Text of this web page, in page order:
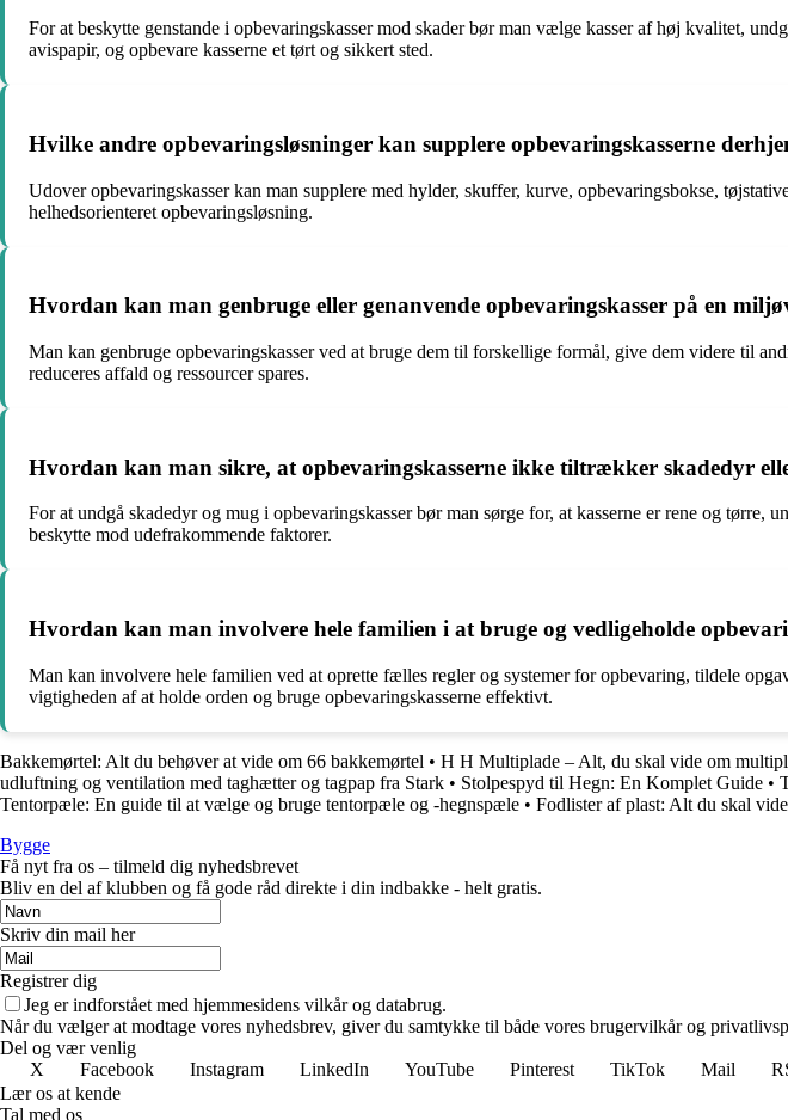
For at beskytte genstande i opbevaringskasser mod skader bør man vælge kasser af høj kvalitet,
avispapir, og opbevare kasserne et tørt og sikkert sted.
Hvilke andre opbevaringsløsninger kan supplere opbevaringskasserne
Udover opbevaringskasser kan man supplere med hylder, skuffer, kurve, opbevaringsbokse,
helhedsorienteret opbevaringsløsning.
Hvordan kan man genbruge eller genanvende opbevaringskasser på en
Man kan genbruge opbevaringskasser ved at bruge dem til forskellige formål, give dem videre til
reduceres affald og ressourcer spares.
Hvordan kan man sikre, at opbevaringskasserne ikke tiltrækker skadedyr
For at undgå skadedyr og mug i opbevaringskasser bør man sørge for, at kasserne er rene og
beskytte mod udefrakommende faktorer.
Hvordan kan man involvere hele familien i at bruge og vedligeholde
Man kan involvere hele familien ved at oprette fælles regler og systemer for opbevaring, tildele
vigtigheden af at holde orden og bruge opbevaringskasserne effektivt.
Bakkemørtel: Alt du behøver at vide om 66 bakkemørtel • H H Multiplade – Alt, du skal vide om
udluftning og ventilation med taghætter og tagpap fra Stark • Stolpespyd til Hegn: En Komplet Guide •
Tentorpæle: En guide til at vælge og bruge tentorpæle og -hegnspæle • Fodlister af plast: Alt du skal vide
Bygge
Få nyt fra os – tilmeld dig nyhedsbrevet
Bliv en del af klubben og få gode råd direkte i din indbakke - helt gratis.
Skriv din mail her
Registrer dig
Jeg er indforstået med hjemmesidens vilkår og databrug.
Når du vælger at modtage vores nyhedsbrev, giver du samtykke til både vores brugervilkår og
Del og vær venlig
X
Facebook Instagram LinkedIn YouTube Pinterest TikTok Mail
Lær os at kende
Tal med os